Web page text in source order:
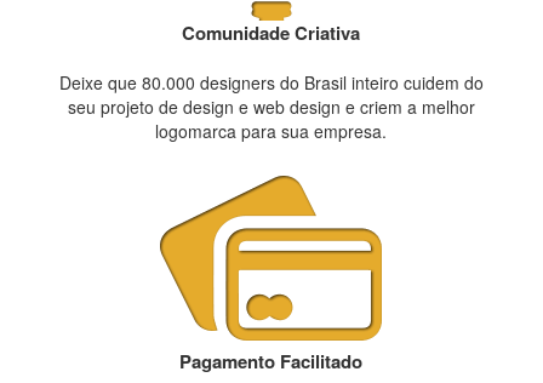
Comunidade Criativa
Deixe que 80.000 designers do Brasil inteiro cuidem do
seu projeto de design e web design e criem a melhor
logomarca para sua empresa.
Pagamento Facilitado